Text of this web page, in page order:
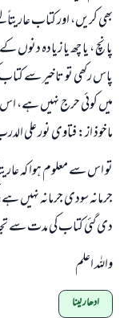
بھی کریں، اور کتاب
پانچ ، یا چھ یا زیادہ
پاس رکھی تو تاخیر سے کتاب
میں کوئی حرج نہیں ہے،
ماخوذ از: فتاوی نور علی الدرب:
تو اس سے معلوم ہوا کہ
جرمانہ سودی جرمانہ نہیں
دی گئی کتاب کی مدت سے
واللہ اعلم
ادھار لینا